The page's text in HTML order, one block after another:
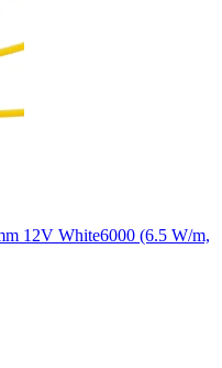
12V White6000 (6.5 W/m,